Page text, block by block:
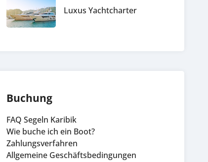
Luxus Yachtcharter
Buchung
FAQ Segeln Karibik
Wie buche ich ein Boot?
Zahlungsverfahren
Allgemeine Geschäftsbedingungen